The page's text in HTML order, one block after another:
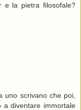
e la pietra filosofale?
uno scrivano che poi,
a diventare immortale